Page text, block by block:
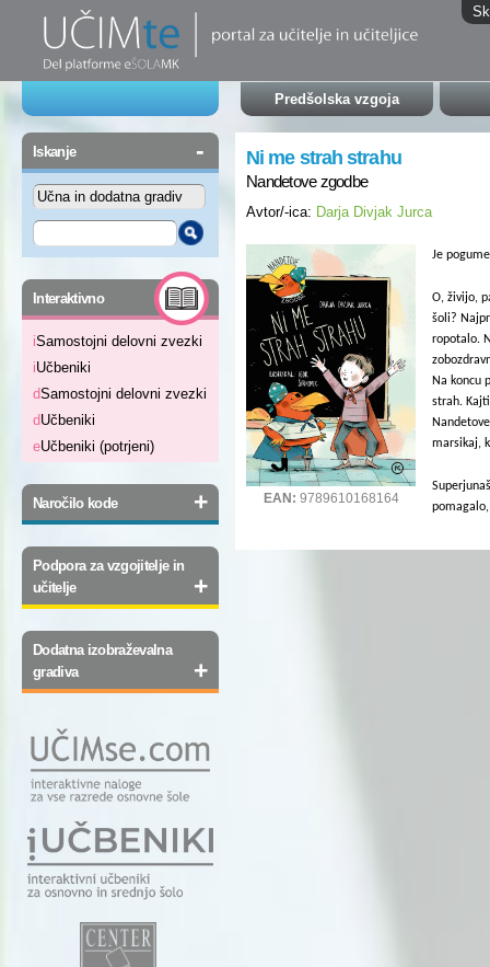
Predšolska vzgoja
Iskanje -
Interaktivno -
iSamostojni delovni zvezki
iUčbeniki
dSamostojni delovni zvezki
dUčbeniki
eUčbeniki (potrjeni)
Naročilo kode +
Podpora za vzgojitelje in
učitelje
+
Dodatna izobraževalna
gradiva
+
Ni me strah strahu
Nandetove zgodbe
Avtor/-ica: Darja Divjak Jurca
EAN: 9789610168164
Je
O, živijo,
šoli?
ropotalo.
Na koncu
strah.
marsikaj,